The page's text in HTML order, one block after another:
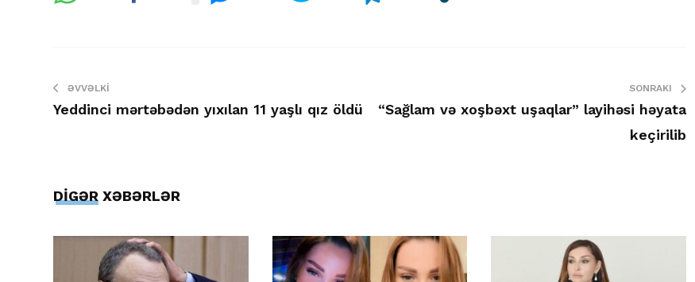
ƏVVƏLKI
Yeddinci mərtəbədən yıxılan 11 yaşlı qız öldü
SONRAKI
“Sağlam və xoşbəxt uşaqlar” layihəsi həyata
keçirilib
DİGƏR XƏBƏRLƏR